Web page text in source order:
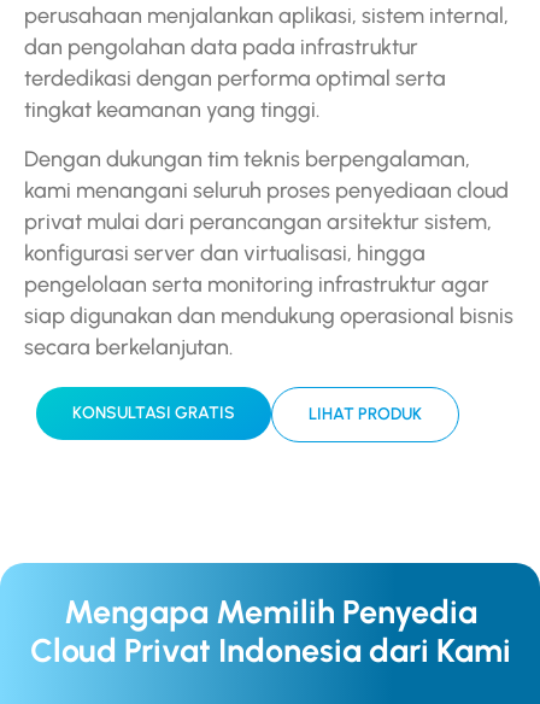
perusahaan menjalankan aplikasi, sistem internal,
dan pengolahan data pada infrastruktur
terdedikasi dengan performa optimal serta
tingkat keamanan yang tinggi.
Dengan dukungan tim teknis berpengalaman,
kami menangani seluruh proses penyediaan cloud
privat mulai dari perancangan arsitektur sistem,
konfigurasi server dan virtualisasi, hingga
pengelolaan serta monitoring infrastruktur agar
siap digunakan dan mendukung operasional bisnis
secara berkelanjutan.
KONSULTASI GRATIS LIHAT PRODUK
Mengapa Memilih Penyedia
Cloud Privat Indonesia dari Kami